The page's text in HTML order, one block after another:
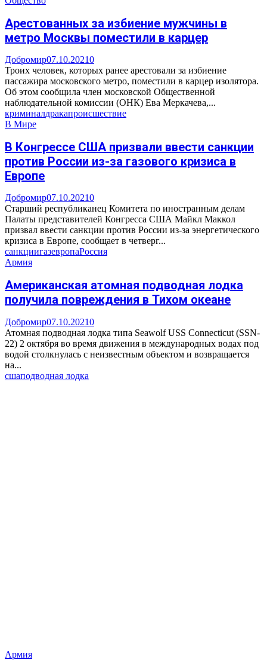
Арестованных за избиение мужчины в
метро Москвы поместили в карцер
Добромир07.10.20210
Троих человек, которых ранее арестовали за избиение
пассажира московского метро, поместили в карцер изолятора.
Об этом сообщила член московской Общественной
наблюдательной комиссии (ОНК) Ева Меркачева,...
криминалдракапроисшествие
В Мире
В Конгрессе США призвали ввести санкции
против России из-за газового кризиса в
Европе
Добромир07.10.20210
Старший республиканец Комитета по иностранным делам
Палаты представителей Конгресса США Майкл Маккол
призвал ввести санкции против России из-за энергетического
кризиса в Европе, сообщает в четверг...
санкциигазевропаРоссия
Армия
Американская атомная подводная лодка
получила повреждения в Тихом океане
Добромир07.10.20210
Атомная подводная лодка типа Seawolf USS Connecticut (SSN-
22) 2 октября во время движения в международных водах под
водой столкнулась с неизвестным объектом и возвращается
на...
сшаподводная лодка
Армия